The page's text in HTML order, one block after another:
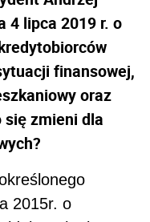
4 lipca 2019 r. o
finansowej,
oraz
się zmieni dla
2015r. o